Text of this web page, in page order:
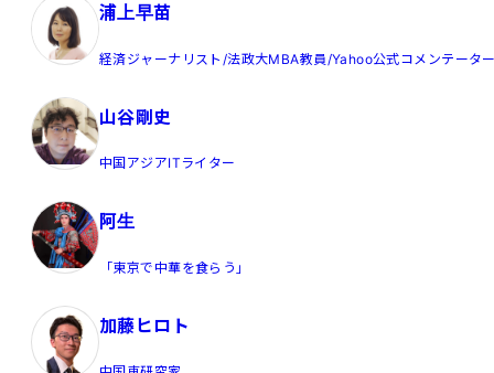
浦上早苗
経済ジャーナリスト/法政大MBA教員/Yahoo公式コメンテータ
山谷剛史
中国アジアITライター
阿生
「東京で中華を食らう」
加藤ヒロト